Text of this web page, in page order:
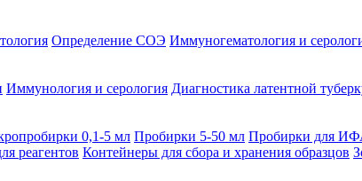
Определение СОЭ Иммуногематология и
Иммунология и серология Диагностика латентной
0,1-5 мл Пробирки 5-50 мл Пробирки для
реагентов Контейнеры для сбора и хранения образцов